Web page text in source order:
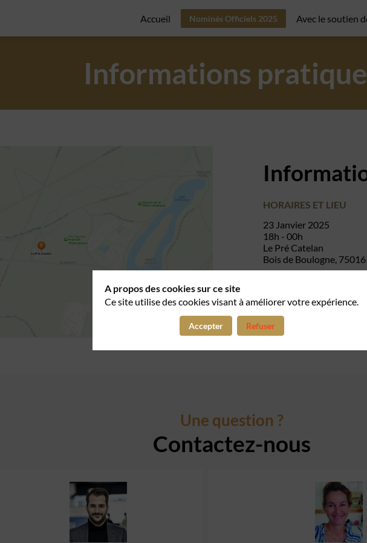
Accueil Nominés Officiels 2025 Avec le soutien
Informations
HORAIRES ET LIEU
23 Janvier 2025
18h - 00h
Le Pré Catelan
Bois de Boulogne,
TRANSPORTS EN
Bus
Ligne 244, arrêt :
Une question ?
Contactez-nous
A propos des cookies sur ce site
Ce site utilise des cookies visant à améliorer votre expérience.
Accepter Refuser